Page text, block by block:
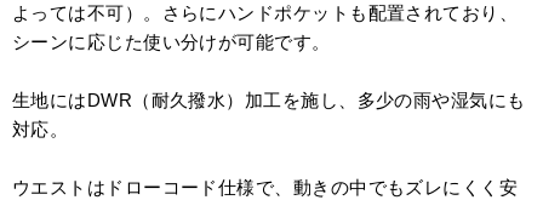
よっては不可）。さらにハンドポケットも配置されており、
シーンに応じた使い分けが可能です。
生地にはDWR（耐久撥水）加工を施し、多少の雨や湿気にも
対応。
ウエストはドローコード仕様で、動きの中でもズレにくく安